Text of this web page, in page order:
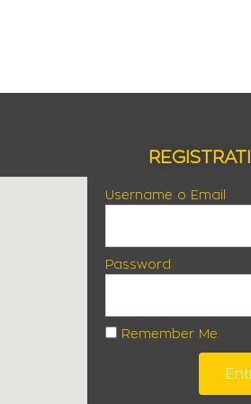
Username o Email
Password
Remember Me